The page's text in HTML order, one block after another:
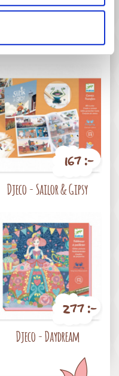
Pris
Dinosaurus
167 :-
Djeco - Sailor & Gipsy
277 :-
Djeco - Daydream